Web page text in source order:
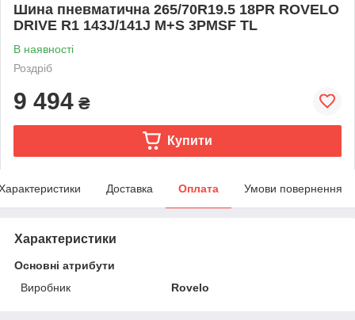
Шина пневматична 265/70R19.5 18PR ROVELO
DRIVE R1 143J/141J M+S 3PMSF TL
В наявності
Роздріб
9 494 ₴
Купити
Доставка Оплата Умови повернення
Характеристики
Основні атрибути
Виробник
Rovelo